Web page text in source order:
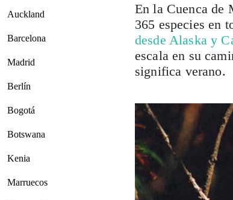
Auckland
Barcelona
Madrid
Berlín
Bogotá
Botswana
Kenia
Marruecos
En la Cuenca de
365 especies en
desde Alaska y
escala en su
significa verano.